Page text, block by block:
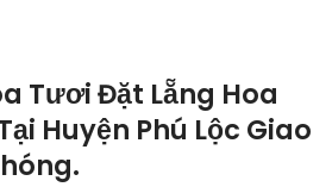
Tươi Đặt Lẵng Hoa
Huyện Phú Lộc Giao